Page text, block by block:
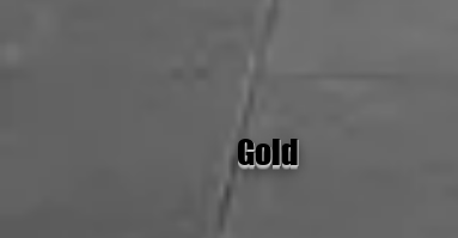
Gold